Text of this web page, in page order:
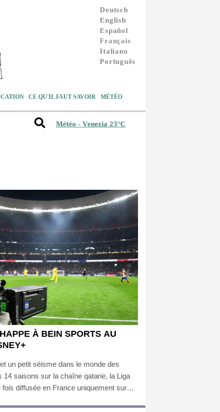
Deutsch
English
Español
Français
Italiano
Português
CE QU'IL FAUT SAVOIR MÉTÉO
Météo - Venezia 23°C
À BEIN SPORTS AU
un petit séisme dans le monde des
14 saisons sur la chaîne qatarie, la Liga
diffusée en France uniquement sur